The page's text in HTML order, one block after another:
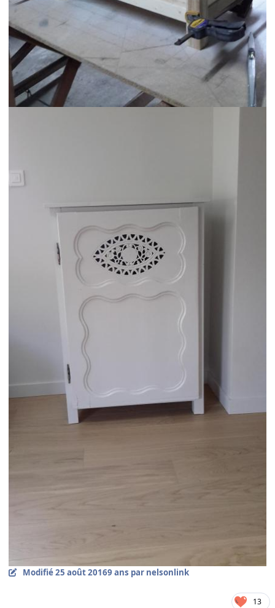
Modifié25 août 20169 ans par nelsonlink
13